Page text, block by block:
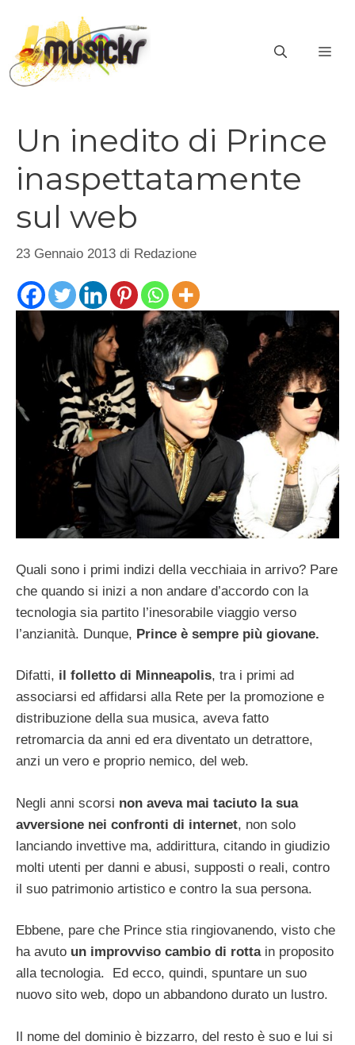
contenuto
Un inedito di Prince
inaspettatamente
sul web
23 Gennaio 2013 di Redazione
Quali sono i primi indizi della vecchiaia in arrivo? Pare
che quando si inizi a non andare d’accordo con la
tecnologia sia partito l’inesorabile viaggio verso
l’anzianità. Dunque, Prince è sempre più giovane.
Difatti, il folletto di Minneapolis, tra i primi ad
associarsi ed affidarsi alla Rete per la promozione e
distribuzione della sua musica, aveva fatto
retromarcia da anni ed era diventato un detrattore,
anzi un vero e proprio nemico, del web.
Negli anni scorsi non aveva mai taciuto la sua
avversione nei confronti di internet, non solo
lanciando invettive ma, addirittura, citando in giudizio
molti utenti per danni e abusi, supposti o reali, contro
il suo patrimonio artistico e contro la sua persona.
Ebbene, pare che Prince stia ringiovanendo, visto che
ha avuto un improvviso cambio di rottain proposito
alla tecnologia. Ed ecco, quindi, spuntare un suo
nuovo sito web, dopo un abbandono durato un lustro.
Il nome del dominio è bizzarro, del resto è suo e lui si